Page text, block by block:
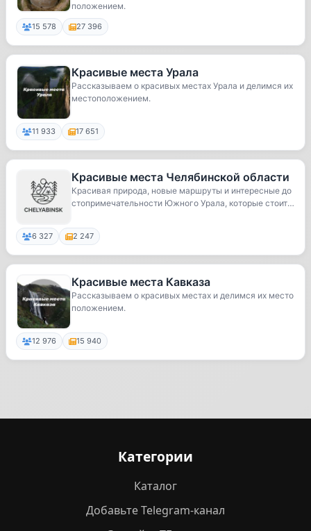
положением.
15 578 27 396
Красивые места Урала
Рассказываем о красивых местах Урала и делимся их
местоположением.
11 933 17 651
Красивые места Челябинской области
Красивая природа, новые маршруты и интересные до
стопримечательности Южного Урала, которые стоит
6 327 2 247
Красивые места Кавказа
Рассказываем о красивых местах и делимся их место
положением.
12 976 15 940
Категории
Каталог
Добавьте Telegram-канал